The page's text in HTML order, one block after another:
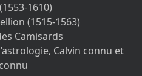
1610)
(1515-1563)
Camisards
Calvin connu et